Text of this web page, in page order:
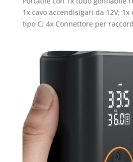
1x cavo accendisigari da 12V;
tipo C; 4x Connettore per